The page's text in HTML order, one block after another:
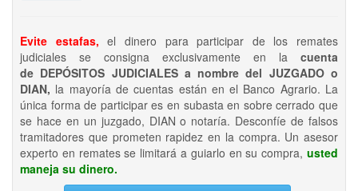
Evite estafas, el dinero para participar de los remates
judiciales se consigna exclusivamente en la cuenta
de DEPÓSITOS JUDICIALES a nombre del JUZGADO o
DIAN, la mayoría de cuentas están en el Banco Agrario. La
única forma de participar es en subasta en sobre cerrado que
se hace en un juzgado, DIAN o notaría. Desconfíe de falsos
tramitadores que prometen rapidez en la compra. Un asesor
experto en remates se limitará a guiarlo en su compra, usted
maneja su dinero.